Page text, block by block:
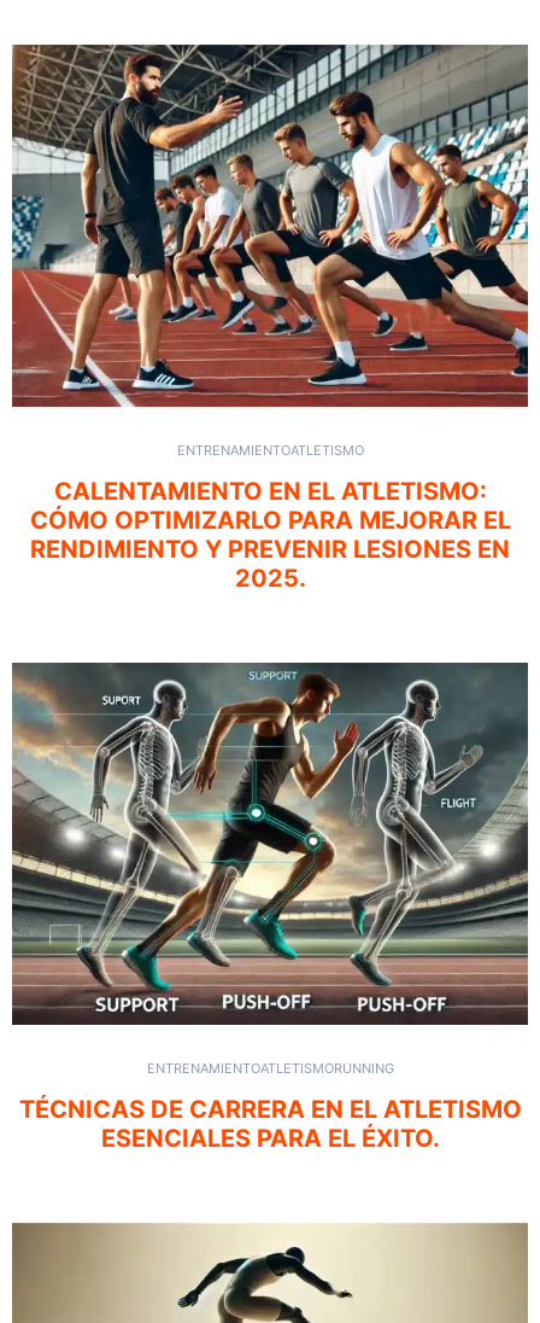
ENTRENAMIENTOATLETISMO
CALENTAMIENTO EN EL ATLETISMO:
CÓMO OPTIMIZARLO PARA MEJORAR EL
RENDIMIENTO Y PREVENIR LESIONES EN
2025.
ENTRENAMIENTOATLETISMORUNNING
TÉCNICAS DE CARRERA EN EL ATLETISMO
ESENCIALES PARA EL ÉXITO.